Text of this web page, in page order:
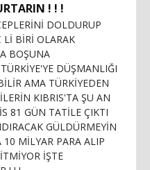
! ! !
DOLDURUP
Lİ BİRİ OLARAK
BOŞUNA
DÜŞMANLIĞI
AMA TÜRKİYEDEN
KIBRIS'TA ŞU AN
81 GÜN TATİLE ÇIKTI
GÜLDÜRMEYİN
MİLYAR PARA ALIP
İŞTE